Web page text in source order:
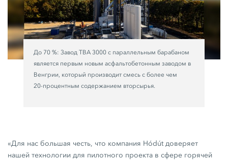
До 70 %: Завод TBA 3000с параллельным барабаном
является первым новым асфальтобетонным заводом в
Венгрии, который производит смесь с более чем
20-процентным содержанием вторсырья.
«Для нас большая честь, что компания Hódút доверяет
нашей технологии для пилотного проекта в сфере горячей